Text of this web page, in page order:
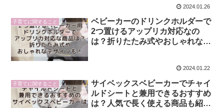
2024.01.26
子育てに関すること
ベビーカーのドリンクホルダーで
2つ置けるアップリカ対応なの
は？折りたたみ式やおしゃれな商
2024.01.22
子育てに関すること
サイベックスベビーカーでチャイ
ルドシートと兼用できるおすすめ
は？人気で長く使える商品も紹